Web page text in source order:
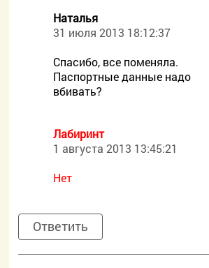
Наталья
31 июля 2013 18:12:37
Спасибо, все поменяла.
Паспортные данные надо
вбивать?
Лабиринт
1 августа 2013 13:45:21
Нет
Ответить